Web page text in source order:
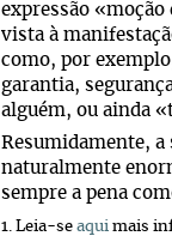
expressão
vista à
como, por
garantia,
alguém, ou ainda
Resumidamente, a
naturalmente
sempre a pena
1. Leia-se aqui mais